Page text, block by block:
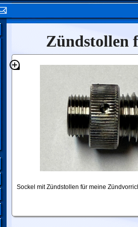
Zündstollen
Sockel mit Zündstollen für meine